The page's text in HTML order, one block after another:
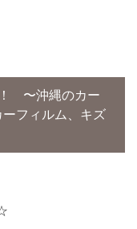
〜沖縄のカー
フィルム、キズ